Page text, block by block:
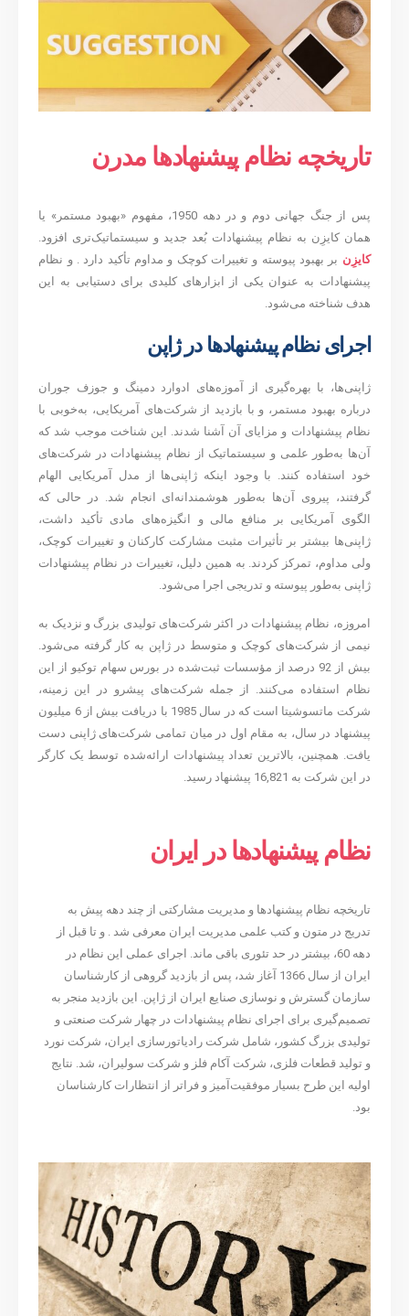
تاریخچه نظام پیشنهادها مدرن
پس از جنگ جهانی دوم و در دهه 1950، مفهوم «بهبود مستمر» یا
همان کایزِن به نظام پیشنهادات بُعد جدید و سیستماتیک‌تری افزود.
کایزِن بر بهبود پیوسته و تغییرات کوچک و مداوم تأکید دارد . و نظام
پیشنهادات به عنوان یکی از ابزارهای کلیدی برای دستیابی به این
هدف شناخته می‌شود.
اجرای نظام پیشنهادها در ژاپن
ژاپنی‌ها، با بهره‌گیری از آموزه‌های ادوارد دمینگ و جوزف جوران
درباره بهبود مستمر، و با بازدید از شرکت‌های آمریکایی، به‌خوبی با
نظام پیشنهادات و مزایای آن آشنا شدند. این شناخت موجب شد که
آن‌ها به‌طور علمی و سیستماتیک از نظام پیشنهادات در شرکت‌های
خود استفاده کنند. با وجود اینکه ژاپنی‌ها از مدل آمریکایی الهام
گرفتند، پیروی آن‌ها به‌طور هوشمندانه‌ای انجام شد. در حالی که
الگوی آمریکایی بر منافع مالی و انگیزه‌های مادی تأکید داشت،
ژاپنی‌ها بیشتر بر تأثیرات مثبت مشارکت کارکنان و تغییرات کوچک،
ولی مداوم، تمرکز کردند. به همین دلیل، تغییرات در نظام پیشنهادات
ژاپنی به‌طور پیوسته و تدریجی اجرا می‌شود.
امروزه، نظام پیشنهادات در اکثر شرکت‌های تولیدی بزرگ و نزدیک به
نیمی از شرکت‌های کوچک و متوسط در ژاپن به کار گرفته می‌شود.
بیش از 92 درصد از مؤسسات ثبت‌شده در بورس سهام توکیو از این
نظام استفاده می‌کنند. از جمله شرکت‌های پیشرو در این زمینه،
شرکت ماتسوشیتا است که در سال 1985 با دریافت بیش از 6 میلیون
پیشنهاد در سال، به مقام اول در میان تمامی شرکت‌های ژاپنی دست
یافت. همچنین، بالاترین تعداد پیشنهادات ارائه‌شده توسط یک کارگر
در این شرکت به 16,821 پیشنهاد رسید.
نظام پیشنهادها در ایران
تاریخچه نظام پیشنهادها و مدیریت مشارکتی از چند دهه پیش به
تدریج در متون و کتب علمی مدیریت ایران معرفی شد . و تا قبل از
دهه 60، بیشتر در حد تئوری باقی ماند. اجرای عملی این نظام در
ایران از سال 1366 آغاز شد، پس از بازدید گروهی از کارشناسان
سازمان گسترش و نوسازی صنایع ایران از ژاپن. این بازدید منجر به
تصمیم‌گیری برای اجرای نظام پیشنهادات در چهار شرکت صنعتی و
تولیدی بزرگ کشور، شامل شرکت رادیاتورسازی ایران، شرکت نورد
و تولید قطعات فلزی، شرکت آکام فلز و شرکت سولیران، شد. نتایج
اولیه این طرح بسیار موفقیت‌آمیز و فراتر از انتظارات کارشناسان
بود.